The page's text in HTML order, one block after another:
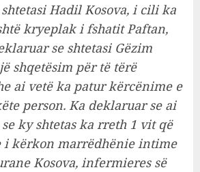
Hadil Kosova, i cili ka
kryeplak i fshatit Paftan,
se shtetasi Gëzim
shqetësim për të tërë
ai vetë ka patur kërcënime e
person. Ka deklaruar se ai
ky shtetas ka rreth 1 vit që
i kërkon marrëdhënie intime
Kosova, infermieres së